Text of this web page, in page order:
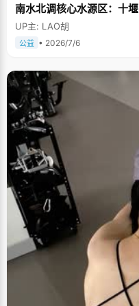
南水北调核心水源区：十堰
UP主: LAO胡
公益 • 2026/7/6